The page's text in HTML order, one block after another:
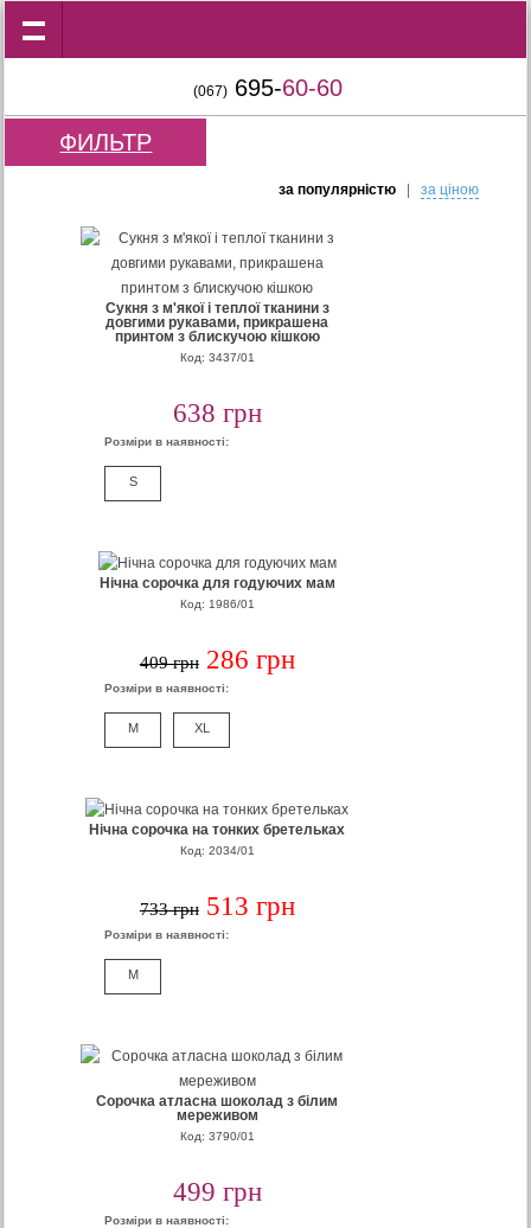
(067) 695-60-60
ФИЛЬТР
за популярнiстю| за цiною
Сукня з м'якої і теплої тканини з
довгими рукавами, прикрашена
принтом з блискучою кішкою
Код: 3437/01
638 грн
Розміри в наявності:
S
Нічна сорочка для годуючих мам
Код: 1986/01
409 грн 286 грн
Розміри в наявності:
M XL
Нічна сорочка на тонких бретельках
Код: 2034/01
733 грн 513 грн
Розміри в наявності:
M
Сорочка атласна шоколад з білим
мереживом
Код: 3790/01
499 грн
Розміри в наявності: